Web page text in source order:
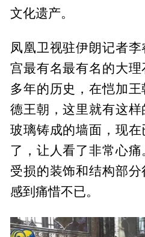
文化遗产。
凤凰卫视驻伊朗记者
宫最有名最有名的大
多年的历史，在恺加
德王朝，这里就有这
玻璃铸成的墙面，现
了，让人看了非常心
受损的装饰和结构部
感到痛惜不已。